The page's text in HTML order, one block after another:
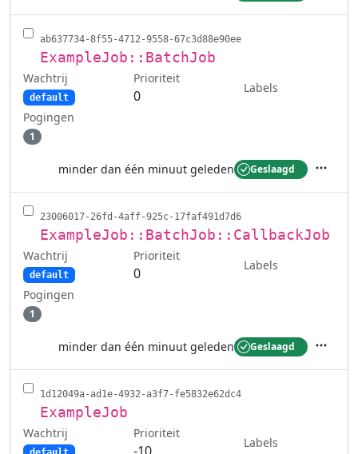
ab637734-8f55-4712-9558-67c3d88e90ee
ExampleJob::BatchJob
Wachtrij
default
Prioriteit
0
Labels
Pogingen
1
minder dan één minuut geleden Geslaagd
23006017-26fd-4aff-925c-17faf491d7d6
ExampleJob::BatchJob::CallbackJob
Wachtrij
default
Prioriteit
0
Labels
Pogingen
1
minder dan één minuut geleden Geslaagd
1d12049a-ad1e-4932-a3f7-fe5832e62dc4
ExampleJob
Wachtrij Prioriteit
Labels